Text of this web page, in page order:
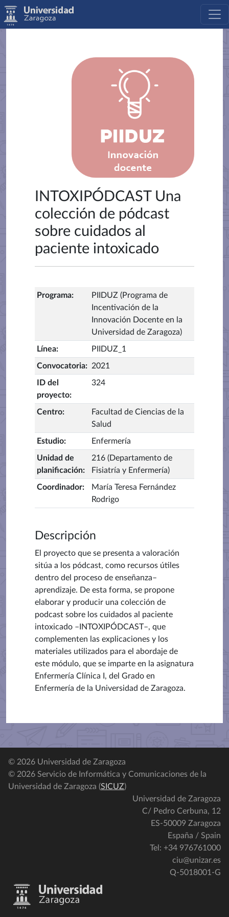
INTOXIPÓDCAST Una
colección de pódcast
sobre cuidados al
paciente intoxicado
Programa:
PIIDUZ (Programa de
Incentivación de la
Innovación Docente en la
Universidad de Zaragoza)
Línea: PIIDUZ_1
Convocatoria: 2021
ID del
proyecto:
324
Centro:
Facultad de Ciencias de la
Salud
Estudio: Enfermería
Unidad de
planificación:
216 (Departamento de
Fisiatría y Enfermería)
Coordinador:
María Teresa Fernández
Rodrigo
Descripción
El proyecto que se presenta a valoración
sitúa a los pódcast, como recursos útiles
dentro del proceso de enseñanza–
aprendizaje. De esta forma, se propone
elaborar y producir una colección de
podcast sobre los cuidados al paciente
intoxicado –INTOXIPÓDCAST–, que
complementen las explicaciones y los
materiales utilizados para el abordaje de
este módulo, que se imparte en la asignatura
Enfermería Clínica I, del Grado en
Enfermería de la Universidad de Zaragoza.
© 2026 Universidad de Zaragoza
© 2026 Servicio de Informática y Comunicaciones de la
Universidad de Zaragoza (SICUZ)
Universidad de Zaragoza
C/ Pedro Cerbuna, 12
ES-50009 Zaragoza
España / Spain
Tel: +34 976761000
ciu@unizar.es
Q-5018001-G